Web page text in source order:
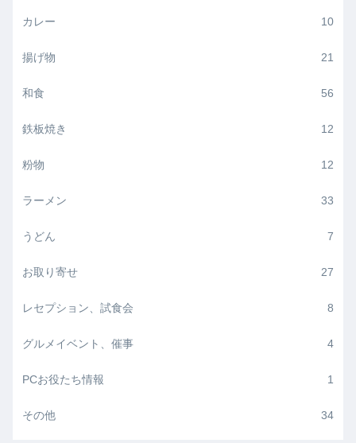
カレー 10
揚げ物 21
和食 56
鉄板焼き 12
粉物 12
ラーメン 33
うどん 7
お取り寄せ 27
レセプション、試食会 8
グルメイベント、催事 4
PCお役たち情報 1
その他 34